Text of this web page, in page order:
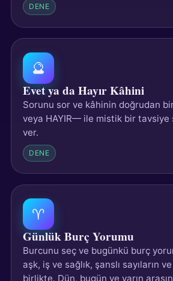
DENE
🔮
Evet ya da Hayır Kâhini
Sorunu sor ve kâhinin doğrudan
veya HAYIR— ile mistik bir tavsiye
ver.
DENE
♈
Günlük Burç Yorumu
Burcunu seç ve bugünkü burç
aşk, iş ve sağlık, şanslı sayıların
birlikte. Dün, bugün ve yarın